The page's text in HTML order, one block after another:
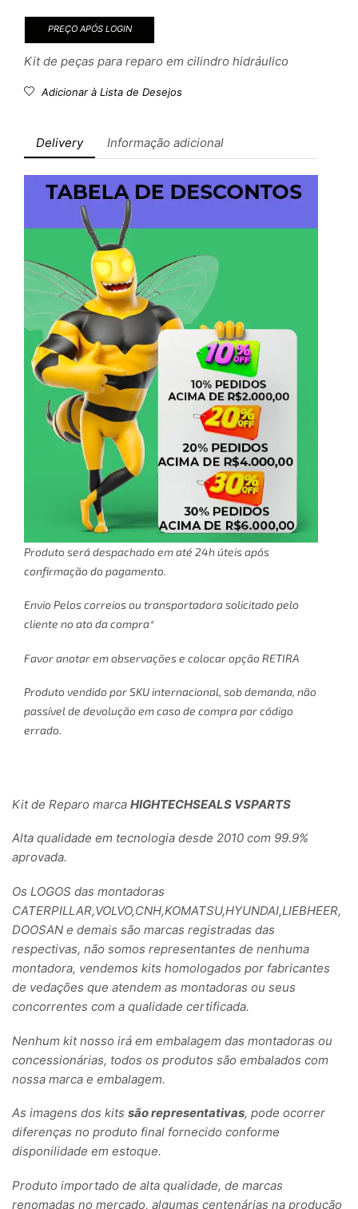
PREÇO APÓS LOGIN
Kit de peças para reparo em cilindro hidráulico
Adicionar à Lista de Desejos
Delivery Informação adicional
Produto será despachado em até 24h úteis após
confirmação do pagamento.
Envio Pelos correios ou transportadora solicitado pelo
cliente no ato da compra*
Favor anotar em observações e colocar opção RETIRA
Produto vendido por SKU internacional, sob demanda, não
passível de devolução em caso de compra por código
errado.
Kit de Reparo marca HIGHTECHSEALS VSPARTS
Alta qualidade em tecnologia desde 2010 com 99.9%
aprovada.
Os LOGOS das montadoras
CATERPILLAR,VOLVO,CNH,KOMATSU,HYUNDAI,LIEBHEER,
DOOSAN e demais são marcas registradas das
respectivas, não somos representantes de nenhuma
montadora, vendemos kits homologados por fabricantes
de vedações que atendem as montadoras ou seus
concorrentes com a qualidade certificada.
Nenhum kit nosso irá em embalagem das montadoras ou
concessionárias, todos os produtos são embalados com
nossa marca e embalagem.
As imagens dos kits são representativas, pode ocorrer
diferenças no produto final fornecido conforme
disponilidade em estoque.
Produto importado de alta qualidade, de marcas
renomadas no mercado, algumas centenárias na produção